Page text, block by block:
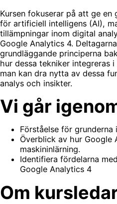
Kursen fokuserar på att ge en
för artificiell intelligens (AI),
tillämpningar inom digital
Google Analytics 4.
grundläggande principerna
hur dessa tekniker integreras
man kan dra nytta av dessa
analys och insikter.
Vi går
Förståelse för grunderna
Överblick av hur Google
maskininlärning.
Identifiera fördelarna
Google Analytics 4
Om